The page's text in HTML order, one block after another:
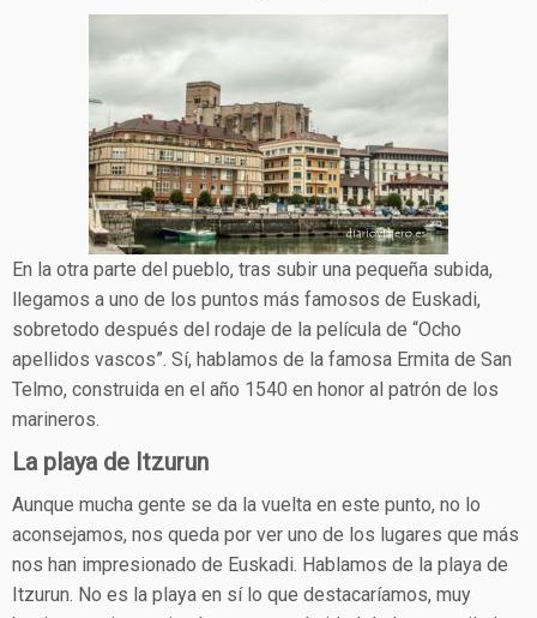
En la otra parte del pueblo, tras subir una pequeña subida,
llegamos a uno de los puntos más famosos de Euskadi,
sobretodo después del rodaje de la película de “Ocho
apellidos vascos”. Sí, hablamos de la famosa Ermita de San
Telmo, construida en el año 1540 en honor al patrón de los
marineros.
La playa de Itzurun
Aunque mucha gente se da la vuelta en este punto, no lo
aconsejamos, nos queda por ver uno de los lugares que más
nos han impresionado de Euskadi. Hablamos de la playa de
Itzurun. No es la playa en sí lo que destacaríamos, muy